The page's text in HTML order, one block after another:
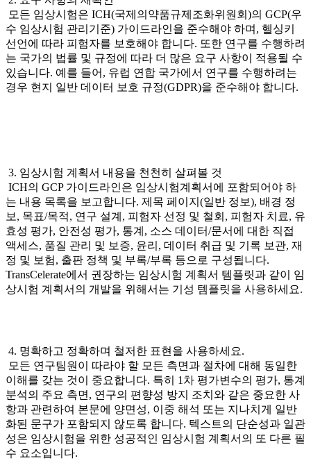
모든 임상시험은 ICH(국제의약품규제조화위원회)의 GCP(우
수 임상시험 관리기준) 가이드라인을 준수해야 하며, 헬싱키
선언에 따라 피험자를 보호해야 합니다. 또한 연구를 수행하려
는 국가의 법률 및 규정에 따라 더 많은 요구 사항이 적용될 수
있습니다. 예를 들어, 유럽 연합 국가에서 연구를 수행하려는
경우 현지 일반 데이터 보호 규정(GDPR)을 준수해야 합니다.
3. 임상시험 계획서 내용을 천천히 살펴볼 것
ICH의 GCP 가이드라인은 임상시험계획서에 포함되어야 하
는 내용 목록을 보고합니다. 제목 페이지(일반 정보), 배경 정
보, 목표/목적, 연구 설계, 피험자 선정 및 철회, 피험자 치료, 유
효성 평가, 안전성 평가, 통계, 소스 데이터/문서에 대한 직접
액세스, 품질 관리 및 보증, 윤리, 데이터 취급 및 기록 보관, 재
정 및 보험, 출판 정책 및 부록/부록 등으로 구성됩니다.
TransCelerate에서 권장하는 임상시험 계획서 템플릿과 같이 임
상시험 계획서의 개발을 위해서는 기성 템플릿을 사용하세요.
4. 명확하고 정확하며 철저한 표현을 사용하세요.
모든 연구팀원이 따라야 할 모든 측면과 절차에 대해 동일한
이해를 갖는 것이 중요합니다. 특히 1차 평가변수의 평가, 통계
분석의 주요 측면, 연구의 편향성 방지 조치와 같은 중요한 사
항과 관련하여 본문에 양면성, 이중 해석 또는 지나치게 일반
화된 문구가 포함되지 않도록 합니다. 텍스트의 단순성과 일관
성은 임상시험을 위한 성공적인 임상시험 계획서의 또 다른 필
수 요소입니다.